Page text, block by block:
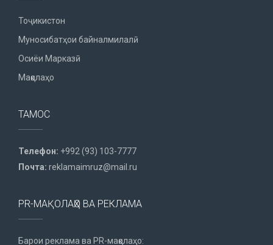
Тоҷикистон
Муносибатҳои байналмилалӣ
Осиёи Марказӣ
Мақолаҳо
ТАМОС
Телефон: +992 (93) 103-7777
Почта: reklamaimruz@mail.ru
PR-МАҚОЛАҲО ВА РЕКЛАМА
Барои реклама ва PR-мақолаҳо: